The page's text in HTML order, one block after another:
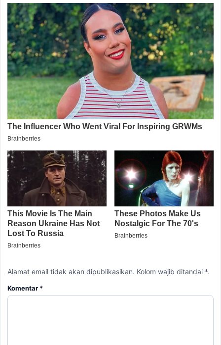
Alamat email tidak akan dipublikasikan. Kolom wajib ditandai *.
Komentar *